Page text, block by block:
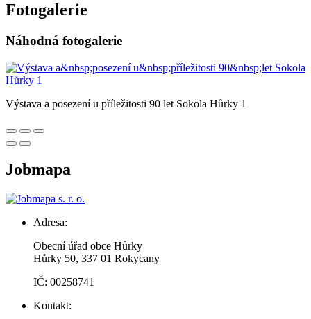
Fotogalerie
Náhodná fotogalerie
Výstava a posezení u příležitosti 90 let Sokola Hůrky 1
Jobmapa
Adresa:
Obecní úřad obce Hůrky
Hůrky 50, 337 01 Rokycany
IČ: 00258741
Kontakt: